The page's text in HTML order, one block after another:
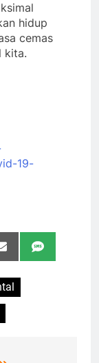
hidup
cemas
kita.
19-
Share
on
Email Share
on
SMS